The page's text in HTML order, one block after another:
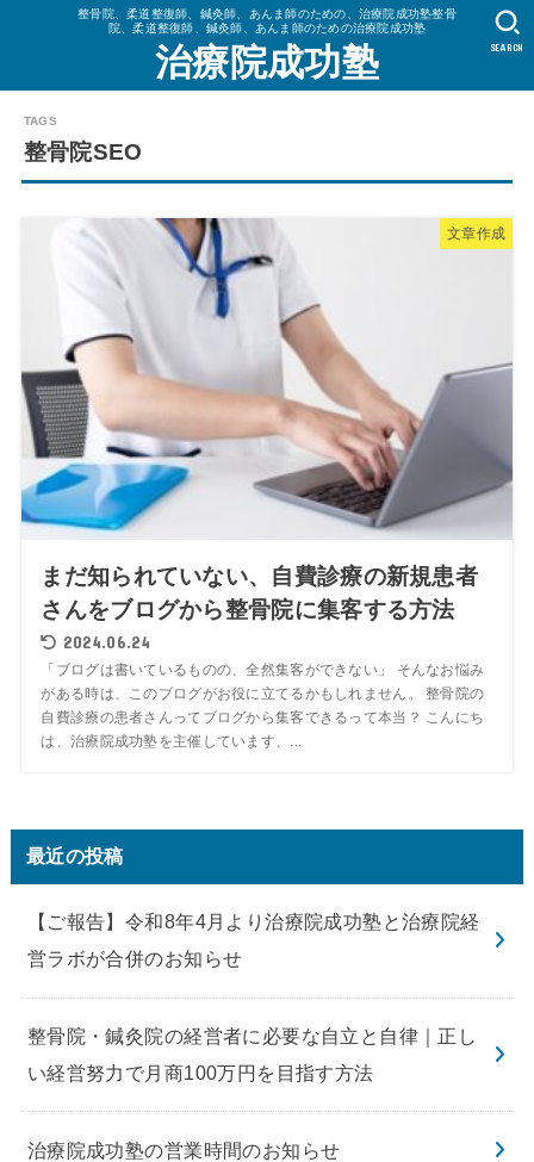
整骨院、柔道整復師、鍼灸師、あんま師のための、治療院成功塾整骨
院、柔道整復師、鍼灸師、あんま師のための治療院成功塾
治療院成功塾 SEARCH
整骨院SEO
文章作成
まだ知られていない、自費診療の新規患者
さんをブログから整骨院に集客する方法
2024.06.24
「ブログは書いているものの、全然集客ができない」 そんなお悩み
がある時は、このブログがお役に立てるかもしれません。 整骨院の
自費診療の患者さんってブログから集客できるって本当？ こんにち
は、治療院成功塾を主催しています、...
最近の投稿
【ご報告】令和8年4月より治療院成功塾と治療院経
営ラボが合併のお知らせ
整骨院・鍼灸院の経営者に必要な自立と自律｜正し
い経営努力で月商100万円を目指す方法
治療院成功塾の営業時間のお知らせ